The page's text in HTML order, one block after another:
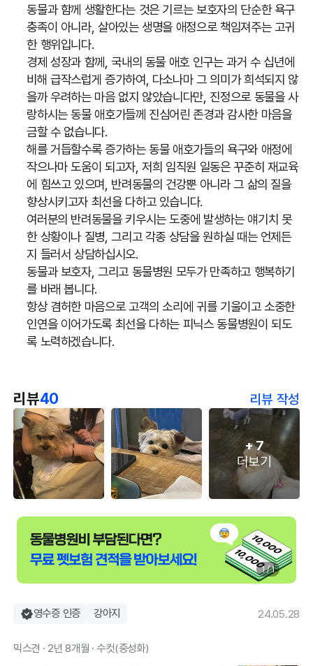
동물과 함께 생활한다는 것은 기르는 보호자의 단순한 욕구
충족이 아니라, 살아있는 생명을 애정으로 책임져주는 고귀
한 행위입니다.
경제 성장과 함께, 국내의 동물 애호 인구는 과거 수 십년에
비해 급작스럽게 증가하여, 다소나마 그 의미가 희석되지 않
을까 우려하는 마음 없지 않았습니다만, 진정으로 동물을 사
랑하시는 동물 애호가들께 진심어린 존경과 감사한 마음을
금할 수 없습니다.
해를 거듭할수록 증가하는 동물 애호가들의 욕구와 애정에
작으나마 도움이 되고자, 저희 임직원 일동은 꾸준히 재교육
에 힘쓰고 있으며, 반려동물의 건강뿐 아니라 그 삶의 질을
향상시키고자 최선을 다하고 있습니다.
여러분의 반려동물을 키우시는 도중에 발생하는 얘기치 못
한 상황이나 질병, 그리고 각종 상담을 원하실 때는 언제든
지 들러서 상담하십시오.
동물과 보호자, 그리고 동물병원 모두가 만족하고 행복하기
를 바래 봅니다.
항상 겸허한 마음으로 고객의 소리에 귀를 기울이고 소중한
인연을 이어가도록 최선을 다하는 피닉스 동물병원이 되도
록 노력하겠습니다.
리뷰40 리뷰 작성
+7
더보기
1 / 1
영수증 인증 강아지 24.05.28
믹스견 · 2년 8개월 · 수컷(중성화)